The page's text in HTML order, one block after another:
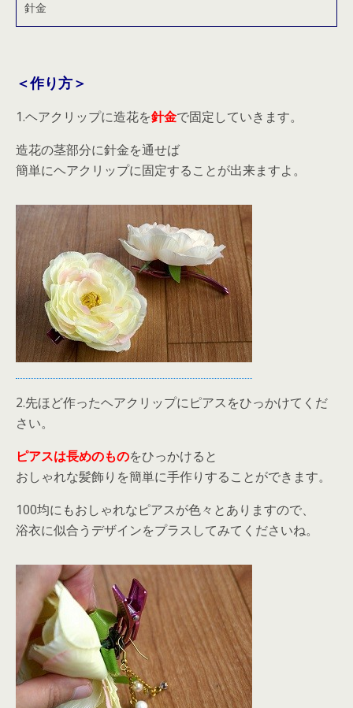
針金
＜作り方＞
1.ヘアクリップに造花を針金で固定していきます。
造花の茎部分に針金を通せば
簡単にヘアクリップに固定することが出来ますよ。
2.先ほど作ったヘアクリップにピアスをひっかけてくだ
さい。
ピアスは長めのものをひっかけると
おしゃれな髪飾りを簡単に手作りすることができます。
100均にもおしゃれなピアスが色々とありますので、
浴衣に似合うデザインをプラスしてみてくださいね。